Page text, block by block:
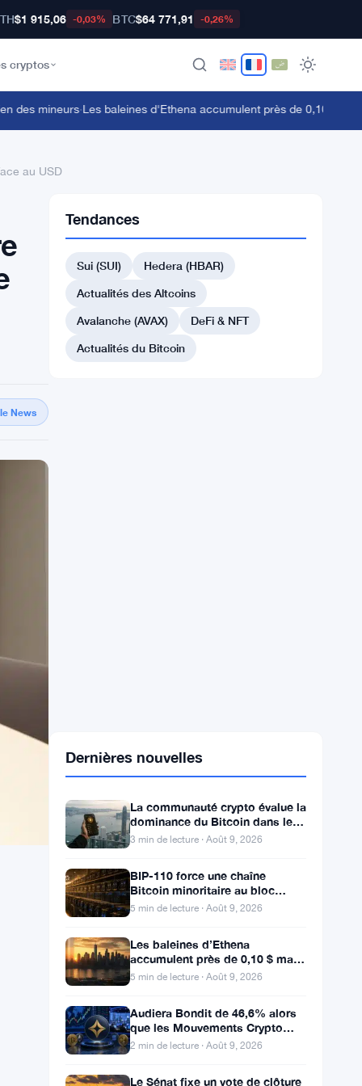
$1 915,06 -0,03% BTC$64 771,91 -0,26%
cryptos
mineurs·Les baleines d'Ethena accumulent près de 0,10 $ mais
au USD
News
Tendances
Sui (SUI)
Hedera (HBAR)
Actualités des Altcoins
Avalanche (AVAX)
DeFi & NFT
Actualités du Bitcoin
La communauté crypto évalue la
calme du week-end
3 min de lecture · Août 9, 2026
BIP-110 force une chaîne
961,632 avec 2,53% de soutien
5 min de lecture · Août 9, 2026